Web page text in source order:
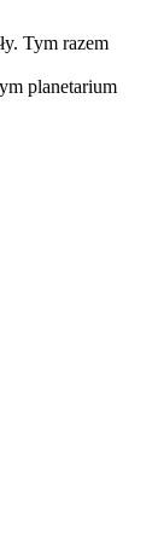
Tym razem
planetarium